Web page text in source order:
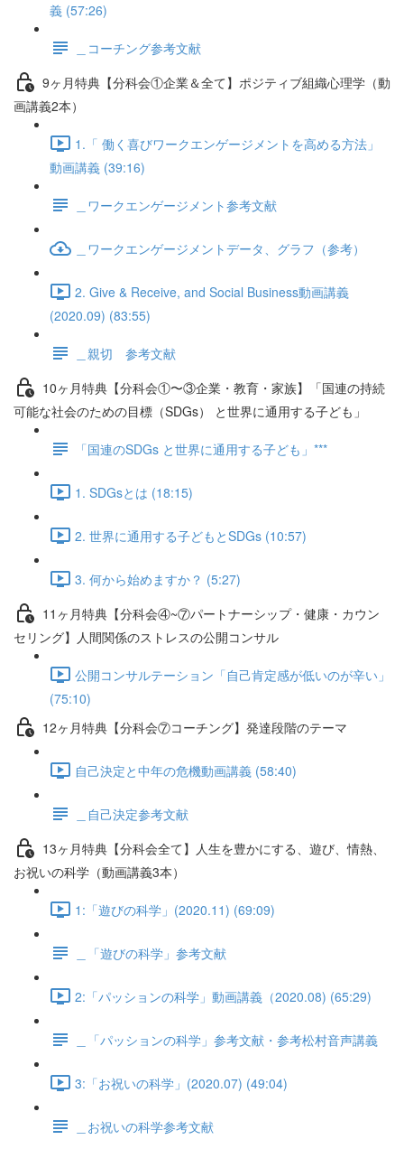
義 (57:26)
＿コーチング参考文献
9ヶ月特典【分科会①企業＆全て】ポジティブ組織心理学（動
画講義2本）
1.「 働く喜びワークエンゲージメントを高める方法」
動画講義 (39:16)
＿ワークエンゲージメント参考文献
＿ワークエンゲージメントデータ、グラフ（参考）
2. Give & Receive, and Social Business動画講義
(2020.09) (83:55)
＿親切 参考文献
10ヶ月特典【分科会①〜③企業・教育・家族】「国連の持続
可能な社会のための目標（SDGs） と世界に通用する子ども」
「国連のSDGs と世界に通用する子ども」***
1. SDGsとは (18:15)
2. 世界に通用する子どもとSDGs (10:57)
3. 何から始めますか？ (5:27)
11ヶ月特典【分科会④~⑦パートナーシップ・健康・カウン
セリング】人間関係のストレスの公開コンサル
公開コンサルテーション「自己肯定感が低いのが辛い」
(75:10)
12ヶ月特典【分科会⑦コーチング】発達段階のテーマ
自己決定と中年の危機動画講義 (58:40)
＿自己決定参考文献
13ヶ月特典【分科会全て】人生を豊かにする、遊び、情熱、
お祝いの科学（動画講義3本）
1:「遊びの科学」(2020.11) (69:09)
＿「遊びの科学」参考文献
2:「パッションの科学」動画講義（2020.08) (65:29)
＿「パッションの科学」参考文献・参考松村音声講義
3:「お祝いの科学」(2020.07) (49:04)
＿お祝いの科学参考文献